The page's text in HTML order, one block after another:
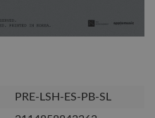
PRE-LSH-ES-PB-SL